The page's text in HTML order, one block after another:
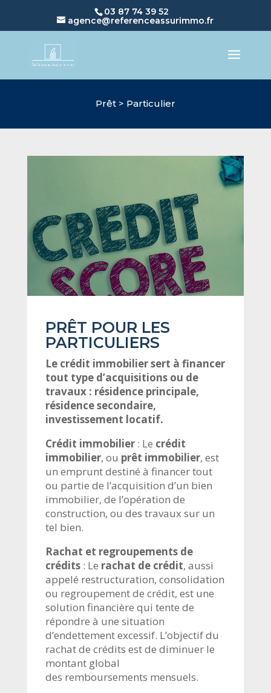
03 87 74 39 52
agence@referenceassurimmo.fr
Prêt > Particulier
PRÊT POUR LES
PARTICULIERS
Le crédit immobilier sert à financer
tout type d’acquisitions ou de
travaux : résidence principale,
résidence secondaire,
investissement locatif.
Crédit immobilier : Le crédit
immobilier, ou prêt immobilier, est
un empruntdestiné à financer tout
ou partie de l’acquisition d’un bien
immobilier, de l’opération de
construction, ou des travaux sur un
tel bien.
Rachat et regroupements de
crédits : Le rachat de crédit, aussi
appelé restructuration, consolidation
ou regroupement de crédit, est une
solution financière qui tente de
répondre à une situation
d’endettementexcessif. L’objectif du
rachat de crédits est de diminuer le
montant global
des remboursements mensuels.